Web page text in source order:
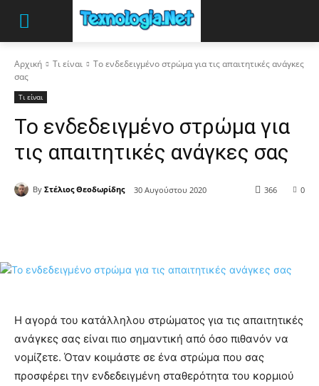
Αρχική Τι είναι
Το ενδεδειγμένο στρώμα για τις απαιτητικές ανάγκες
σας
Τι είναι
Το ενδεδειγμένο στρώμα για
τις απαιτητικές ανάγκες σας
By Στέλιος Θεοδωρίδης 30 Αυγούστου 2020 0
366
Η αγορά του κατάλληλου στρώματος για τις απαιτητικές
ανάγκες σας είναι πιο σημαντική από όσο πιθανόν να
νομίζετε. Όταν κοιμάστε σε ένα στρώμα που σας
προσφέρει την ενδεδειγμένη σταθερότητα του κορμιού